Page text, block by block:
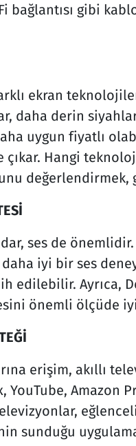
bağlantısı gibi
farklı ekran
daha derin
uygun fiyatlı
Hangi
değerlendirmek,
ses de
iyi bir ses
edilebilir. Ayrıca,
önemli ölçüde
erişim, akıllı
Amazon
sunduğu